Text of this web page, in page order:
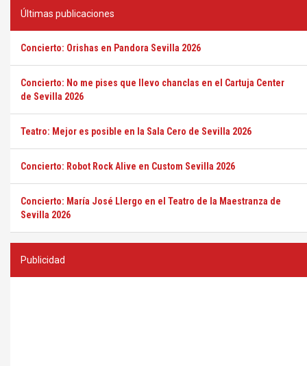
Últimas publicaciones
Concierto: Orishas en Pandora Sevilla 2026
Concierto: No me pises que llevo chanclas en el Cartuja Center
de Sevilla 2026
Teatro: Mejor es posible en la Sala Cero de Sevilla 2026
Concierto: Robot Rock Alive en Custom Sevilla 2026
Concierto: María José Llergo en el Teatro de la Maestranza de
Sevilla 2026
Publicidad